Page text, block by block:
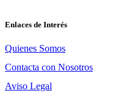
Enlaces de Interés
Quienes Somos
Contacta con Nosotros
Aviso Legal